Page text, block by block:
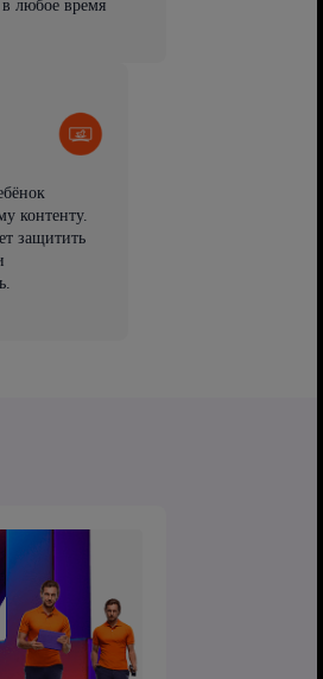
любое время
контенту.
защитить